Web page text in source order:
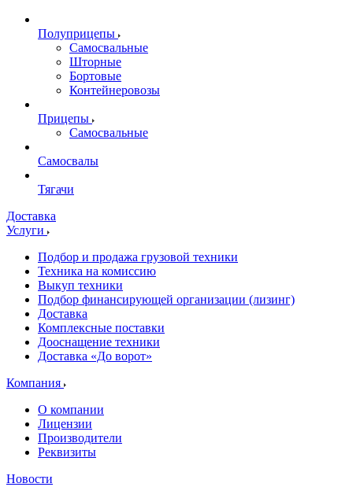
Полуприцепы
Самосвальные
Шторные
Бортовые
Контейнеровозы
Прицепы
Самосвальные
Самосвалы
Тягачи
Доставка
Услуги
Подбор и продажа грузовой техники
Техника на комиссию
Выкуп техники
Подбор финансирующей организации (лизинг)
Доставка
Комплексные поставки
Дооснащение техники
Доставка «До ворот»
Компания
О компании
Лицензии
Производители
Реквизиты
Новости